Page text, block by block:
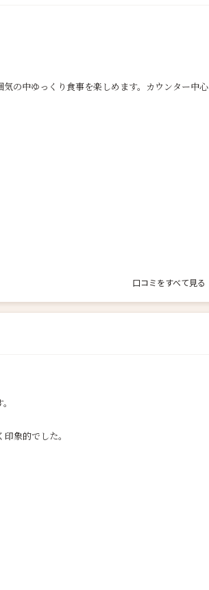
の中ゆっくり食事を楽しめます。カウンター中心
口コミをすべて見る
象的でした。